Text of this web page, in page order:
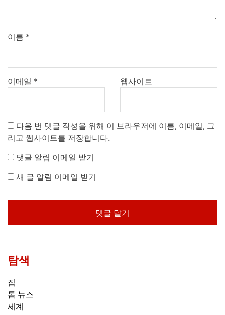
이름 *
이메일 * 웹사이트
다음 번 댓글 작성을 위해 이 브라우저에 이름, 이메일, 그
리고 웹사이트를 저장합니다.
댓글 알림 이메일 받기
새 글 알림 이메일 받기
탐색
집
톱 뉴스
세계